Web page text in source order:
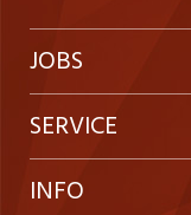
JOBS
Jobabo abonnieren
Neue Stellen
SERVICE
Kundenlogin
INFO